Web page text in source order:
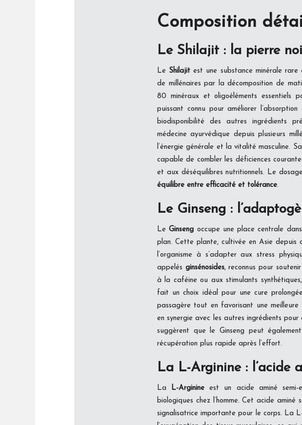
Composition
Le Shilajit : la pierre
Le Shilajit est une substance minérale rare
de millénaires par la décomposition de
80 minéraux et oligoéléments essentiels
puissant connu pour améliorer
biodisponibilité des autres ingrédients
médecine ayurvédique depuis plusieurs
l’énergie générale et la vitalité masculine.
capable de combler les déficiences
et aux déséquilibres nutritionnels. Le
équilibre entre efficacité et tolérance.
Le Ginseng :
LeGinseng occupe une place centrale
plan. Cette plante, cultivée en Asie depuis
l’organisme à s’adapter aux stress
appelés ginsénosides, reconnus pour
à la caféine ou aux stimulants
fait un choix idéal pour une cure
passagère tout en favorisant une
en synergie avec les autres ingrédients pour
suggèrent que le Ginseng peut
récupération plus rapide après l’effort.
La L-Arginine : l’acide
La L-Arginine est un acide aminé semi-
biologiques chez l’homme. Cet acide aminé
signalisatrice importante pour le corps. La